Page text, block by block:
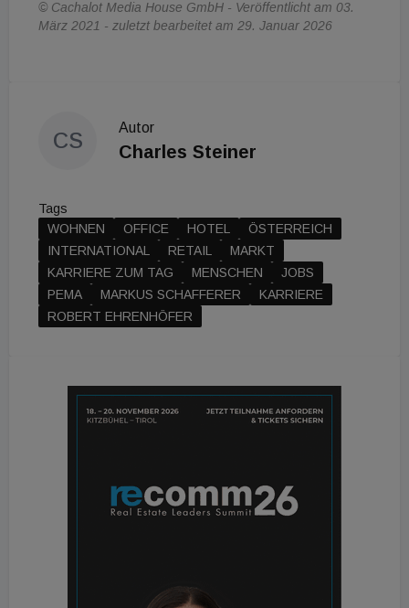
© Cachalot Media House GmbH - Veröffentlicht am 03.
März 2021 - zuletzt bearbeitet am 29. Januar 2026
CS
Autor
Charles Steiner
Tags
WOHNEN
OFFICE HOTEL
ÖSTERREICH
INTERNATIONAL
RETAIL
MARKT
KARRIERE ZUM TAG
MENSCHEN
JOBS
PEMA
MARKUS SCHAFFERER
KARRIERE
ROBERT EHRENHÖFER